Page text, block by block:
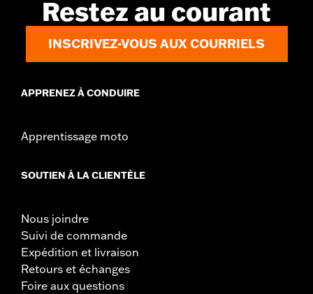
Restez au courant
INSCRIVEZ-VOUS AUX COURRIELS
APPRENEZ À CONDUIRE
Apprentissage moto
SOUTIEN À LA CLIENTÈLE
Nous joindre
Suivi de commande
Expédition et livraison
Retours et échanges
Foire aux questions